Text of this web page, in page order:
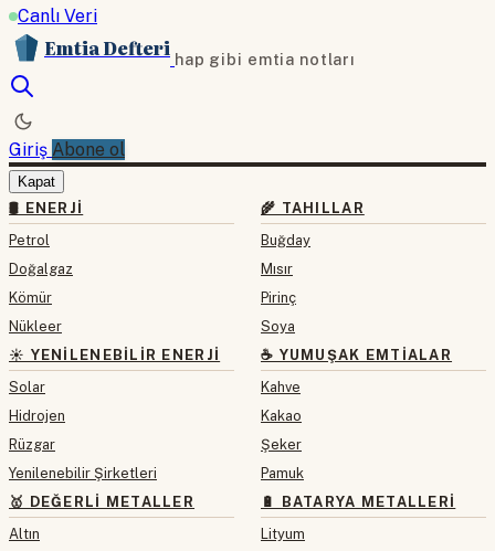
Canlı Veri
Emtia Defteri hap gibi emtia notları
Giriş Abone ol
Kapat
🛢 ENERJI
Petrol
Doğalgaz
Kömür
Nükleer
☀️ YENILENEBILIR ENERJI
Solar
Hidrojen
Rüzgar
Yenilenebilir Şirketleri
🥇 DEĞERLI METALLER
Altın
🌾 TAHILLAR
Buğday
Mısır
Pirinç
Soya
☕ YUMUŞAK EMTIALAR
Kahve
Kakao
Şeker
Pamuk
🔋 BATARYA METALLERI
Lityum